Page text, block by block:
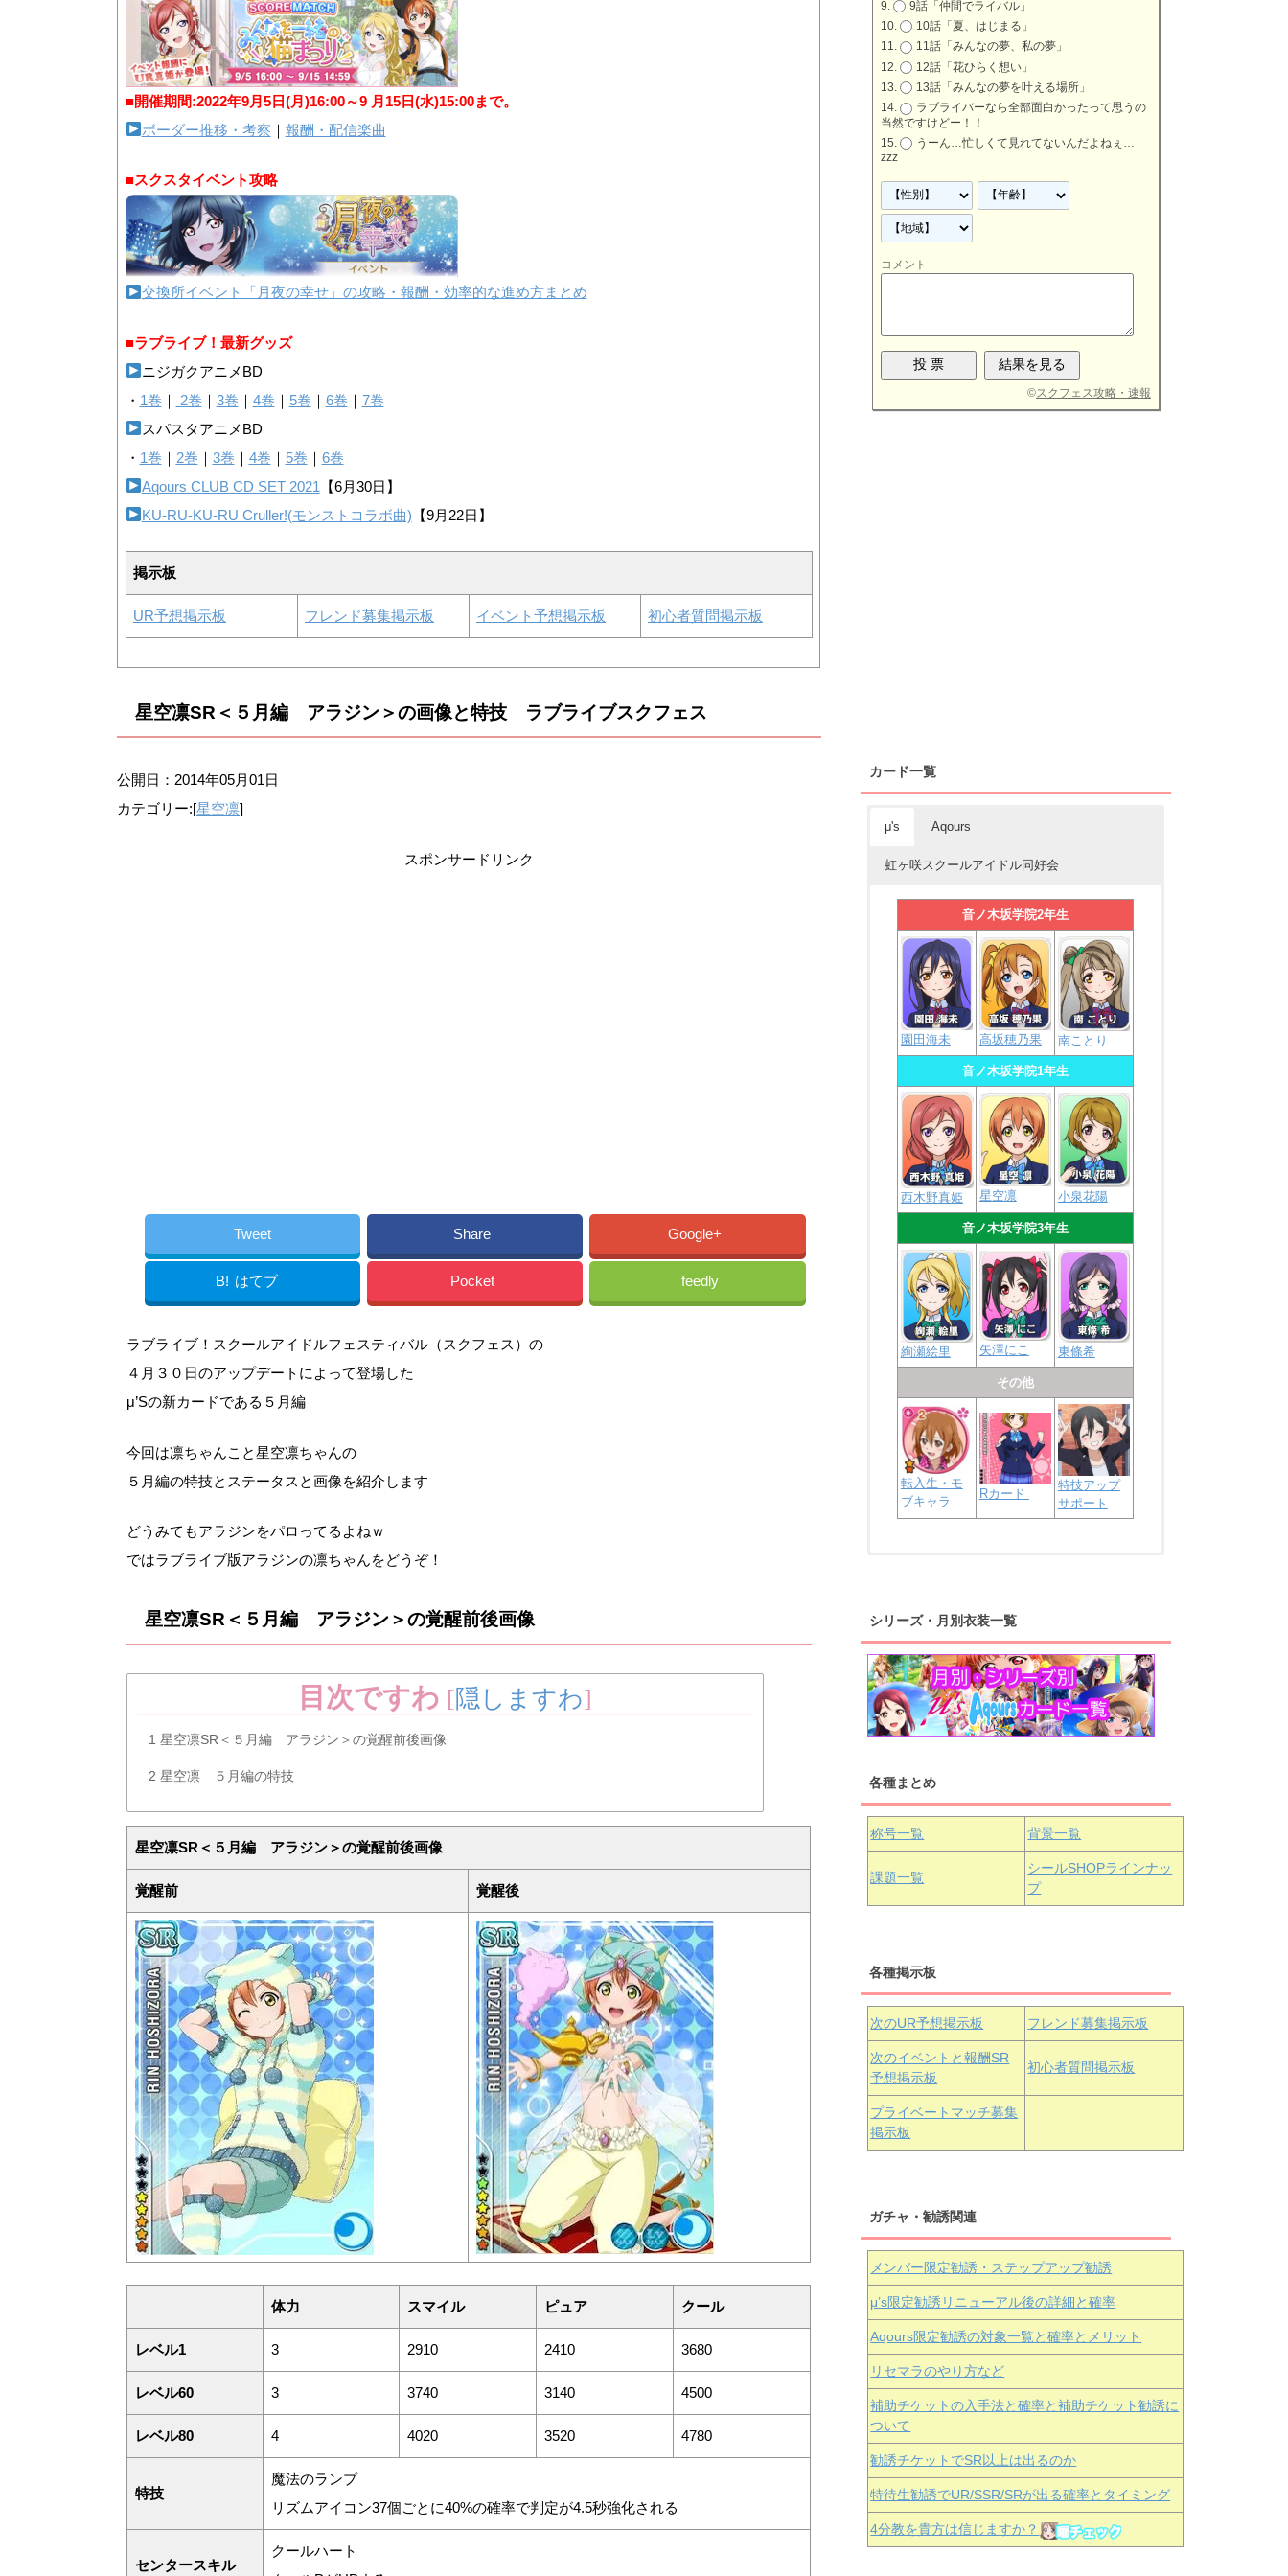
■開催期間:2022年9月5日(月)16:00～9 月15日(水)15:00まで。
ボーダー推移・考察 ｜ 報酬・配信楽曲
■スクスタイベント攻略
交換所イベント「月夜の幸せ」の攻略・報酬・効率的な進め方まとめ
■ラブライブ！最新グッズ
ニジガクアニメBD
・ 1巻 ｜ 2巻 ｜ 3巻 ｜ 4巻 ｜ 5巻 ｜ 6巻 ｜ 7巻
スパスタアニメBD
・ 1巻 ｜ 2巻 ｜ 3巻 ｜ 4巻 ｜ 5巻 ｜ 6巻
Aqours CLUB CD SET 2021 【6月30日】
KU-RU-KU-RU Cruller!(モンストコラボ曲) 【9月22日】
掲示板
UR予想掲示板 フレンド募集掲示板 イベント予想掲示板 初心者質問掲示板
星空凛SR＜５月編 アラジン＞の画像と特技 ラブライブスクフェス
公開日： 2014年05月01日
カテゴリー:[星空凛]
スポンサードリンク
Tweet Share Google+
B! はてブ Pocket feedly
ラブライブ！スクールアイドルフェスティバル（スクフェス）の
４月３０日のアップデートによって登場した
μ’Sの新カードである５月編
今回は凛ちゃんこと星空凛ちゃんの
５月編の特技とステータスと画像を紹介します
どうみてもアラジンをパロってるよねｗ
ではラブライブ版アラジンの凛ちゃんをどうぞ！
星空凛SR＜５月編 アラジン＞の覚醒前後画像
目次ですわ [隠しますわ]
1 星空凛SR＜５月編 アラジン＞の覚醒前後画像
2 星空凛 ５月編の特技
星空凛SR＜５月編 アラジン＞の覚醒前後画像
覚醒前 覚醒後
体力 スマイル ピュア クール
レベル1 3 2910 2410 3680
レベル60 3 3740 3140 4500
レベル80 4 4020 3520 4780
特技
魔法のランプ
リズムアイコン37個ごとに40%の確率で判定が4.5秒強化される
センタースキル
クールハート
9話「仲間でライバル」
10話「夏、はじまる」
11話「みんなの夢、私の夢」
12話「花ひらく想い」
13話「みんなの夢を叶える場所」
ラブライバーなら全部面白かったって思うの
当然ですけどー！！
うーん…忙しくて見れてないんだよねぇ…
zzz
コメント
©スクフェス攻略・速報
カード一覧
μ's Aqours
虹ヶ咲スクールアイドル同好会
音ノ木坂学院2年生
園田海未 高坂穂乃果 南ことり
音ノ木坂学院1年生
西木野真姫 星空凛 小泉花陽
音ノ木坂学院3年生
絢瀬絵里 矢澤にこ 東條希
その他
転入生・モ
ブキャラ
Rカード
特技アップ
サポート
桜内梨子 高海千歌 渡辺曜
浦の星女学院1年生
津島善子 黒澤ルビィ 国木田花丸
浦の星女学院3年生
黒澤ダイヤ
上原歩夢 宮下愛 優木せつ菜
虹ヶ咲学園1年生
中須かすみ 天王寺璃奈 桜坂しずく
近江彼方
エマ・ヴェ
シリーズ・月別衣装一覧
各種まとめ
称号一覧 背景一覧
課題一覧
シールSHOPラインナッ
プ
各種掲示板
次のUR予想掲示板 フレンド募集掲示板
次のイベントと報酬SR
予想掲示板
初心者質問掲示板
プライベートマッチ募集
掲示板
ガチャ・勧誘関連
メンバー限定勧誘・ステップアップ勧誘
μ’s限定勧誘リニューアル後の詳細と確率
Aqours限定勧誘の対象一覧と確率とメリット
リセマラのやり方など
補助チケットの入手法と確率と補助チケット勧誘に
ついて
勧誘チケットでSR以上は出るのか
特待生勧誘でUR/SSR/SRが出る確率とタイミング
4分教を貴方は信じますか？